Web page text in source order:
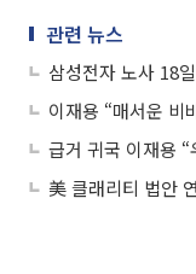
관련 뉴스
이재용 “매서운